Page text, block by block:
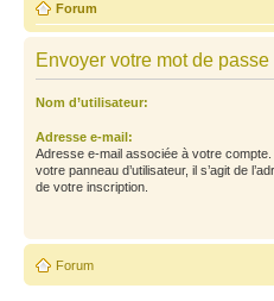
Forum
Envoyer votre mot de passe
Nom d’utilisateur:
Adresse e-mail:
Adresse e-mail associée à votre
votre panneau d’utilisateur, il s’agit de
de votre inscription.
Forum